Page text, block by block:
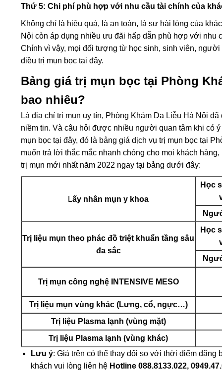
Thứ 5: Chi phí phù hợp với nhu cầu tài chính của
Không chỉ là hiệu quả, là an toàn, là sự hài lòng của
Nội còn áp dụng nhiều ưu đãi hấp dẫn phù hợp với nhu
Chính vì vậy, mọi đối tượng từ học sinh, sinh viên,
điều trị mụn bọc tại đây.
Bảng giá trị mụn bọc tại Phòng
bao nhiêu?
Là địa chỉ trị mụn uy tín, Phòng Khám Da Liễu Hà Nội
niềm tin. Và câu hỏi được nhiều người quan tâm khi có
mụn bọc tại đây, đó là bảng giá dịch vụ trị mụn bọc tại
muốn trả lời thắc mắc nhanh chóng cho mọi khách
trị mụn mới nhất năm 2022 ngay tại bảng dưới đây:
Lấy nhân mụn y khoa
Học
Trị liệu mụn theo phác đồ triệt khuẩn tầng sâu
đa sắc
Học
Trị mụn công nghệ INTENSIVE MESO
Trị liệu mụn vùng khác (Lưng, cổ, ngực…)
Trị liệu Plasma lạnh (vùng mặt)
Trị liệu Plasma lạnh (vùng khác)
Lưu ý: Giá trên có thể thay đổi so với thời điểm đăng
khách vui lòng liên hệ Hotline 088.8133.022,